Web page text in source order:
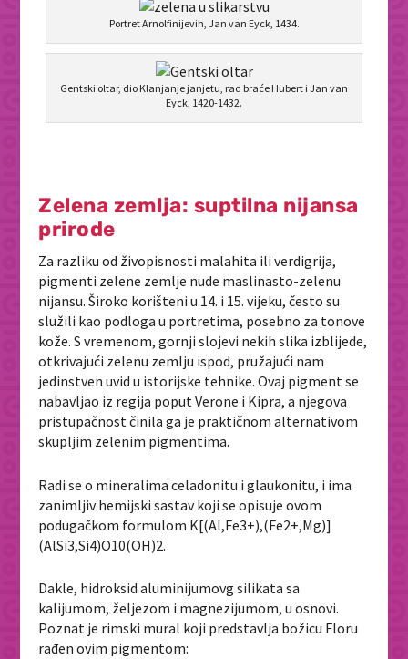
Portret Arnolfinijevih, Jan van Eyck, 1434.
Gentski oltar, dio Klanjanje janjetu, rad braće Hubert i Jan van
Eyck, 1420-1432.
Zelena zemlja: suptilna nijansa
prirode
Za razliku od živopisnosti malahita ili verdigrija,
pigmenti zelene zemlje nude maslinasto-zelenu
nijansu. Široko korišteni u 14. i 15. vijeku, često su
služili kao podloga u portretima, posebno za tonove
kože. S vremenom, gornji slojevi nekih slika izblijede,
otkrivajući zelenu zemlju ispod, pružajući nam
jedinstven uvid u istorijske tehnike. Ovaj pigment se
nabavljao iz regija poput Verone i Kipra, a njegova
pristupačnost činila ga je praktičnom alternativom
skupljim zelenim pigmentima.
Radi se o mineralima celadonitu i glaukonitu, i ima
zanimljiv hemijski sastav koji se opisuje ovom
podugačkom formulom K[(Al,Fe3+),(Fe2+,Mg)]
(AlSi3,Si4)O10(OH)2.
Dakle, hidroksid aluminijumovg silikata sa
kalijumom, željezom i magnezijumom, u osnovi.
Poznat je rimski mural koji predstavlja božicu Floru
rađen ovim pigmentom: